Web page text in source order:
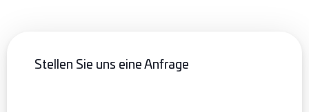
Stellen Sie uns eine Anfrage